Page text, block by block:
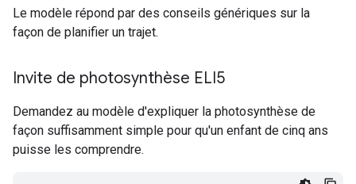
Response:
The most common reason to travel abroad is to go
How can I get a visa to Europe?
Response:
If you want to go to Europe and you have a valid
If you want to go to Europe and you do not have
Le modèle répond par des conseils génériques sur la
façon de planifier un trajet.
Invite de photosynthèse ELI5
Demandez au modèle d'expliquer la photosynthèse de
façon suffisamment simple pour qu'un enfant de cinq ans
puisse les comprendre.